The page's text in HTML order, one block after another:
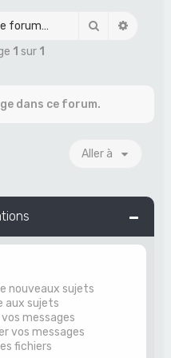
Rechercher
1 sur 1
dans ce forum.
Aller à
nouveaux sujets
aux sujets
messages
vos messages
fichiers